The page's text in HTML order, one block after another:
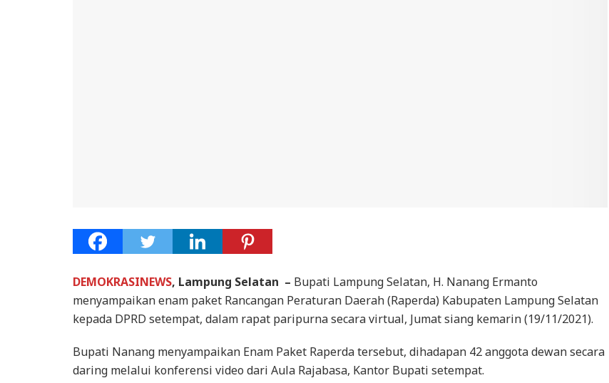
DEMOKRASINEWS, Lampung Selatan – Bupati Lampung Selatan, H. Nanang Ermanto
menyampaikan enam paket Rancangan Peraturan Daerah (Raperda) Kabupaten Lampung Selatan
kepada DPRD setempat, dalam rapat paripurna secara virtual, Jumat siang kemarin (19/11/2021).
Bupati Nanang menyampaikan Enam Paket Raperda tersebut, dihadapan 42 anggota dewan secara
daring melalui konferensi video dari Aula Rajabasa, Kantor Bupati setempat.